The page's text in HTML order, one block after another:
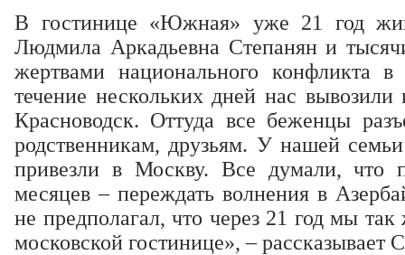
В гостинице «Южная» уже 21 год
Людмила Аркадьевна Степанян и
жертвами национального конфликта
течение нескольких дней нас
Красноводск. Оттуда все беженцы
родственникам, друзьям. У нашей
привезли в Москву. Все думали, что
месяцев – переждать волнения в
не предполагал, что через 21 год мы
московской гостинице», – рассказывает